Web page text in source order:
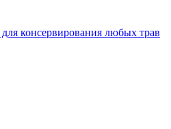
консервирования любых трав